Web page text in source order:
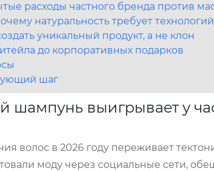
расходы частного бренда против
натуральность требует технологий
уникальный продукт, а не клон
до корпоративных подарков
шаг
шампунь выигрывает у
волос в 2026 году переживает
моду через социальные сети,